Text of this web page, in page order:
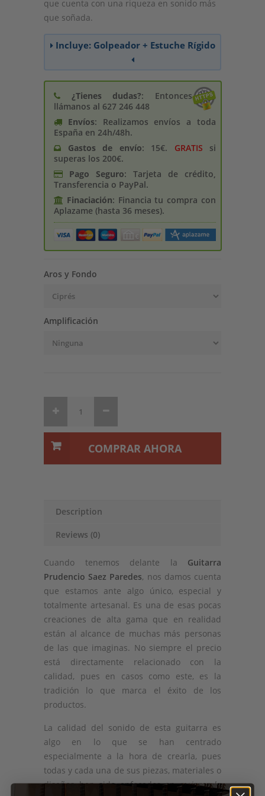
que cuenta con una riqueza en sonido más
que soñada.
Incluye: Golpeador + Estuche Rígido
¿Tienes dudas?: Entonces
llámanos al 627 246 448
Envíos: Realizamos envíos a toda
España en 24h/48h.
Gastos de enví­o: 15€. GRATIS si
superas los 200€.
Pago Seguro: Tarjeta de crédito,
Transferencia o PayPal.
Finaciación: Financia tu compra con
Aplazame (hasta 36 meses).
Aros y Fondo
Amplificación
COMPRAR AHORA
Description
Reviews (0)
Cuando tenemos delante la Guitarra
Prudencio Saez Paredes, nos damos cuenta
que estamos ante algo único, especial y
totalmente artesanal. Es una de esas pocas
creaciones de alta gama que en realidad
están al alcance de muchas más personas
de las que imaginas. No siempre el precio
está directamente relacionado con la
calidad, pues en casos como este, es la
tradición lo que marca el éxito de los
productos.
La calidad del sonido de esta guitarra es
algo en lo que se han centrado
especialmente a la hora de crearla, pues
todas y cada una de sus piezas, materiales o
diseños han sido enfocados enmejorar la